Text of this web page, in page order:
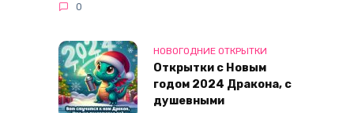
0
НОВОГОДНИЕ ОТКРЫТКИ
Открытки с Новым
годом 2024 Дракона, с
душевными